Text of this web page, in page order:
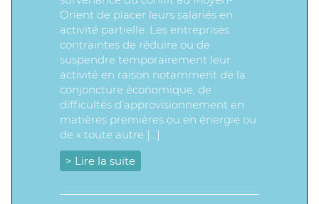
Orient de placer leurs salariés en
activité partielle. Les entreprises
contraintes de réduire ou de
suspendre temporairement leur
activité en raison notamment de la
conjoncture économique, de
difficultés d’approvisionnement en
matières premières ou en énergie ou
de « toute autre […]
> Lire la suite